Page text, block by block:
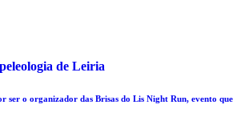
de Leiria
ser o organizador das Brisas do Lis Night Run, evento que